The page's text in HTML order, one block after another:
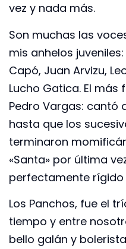
vez y nada más.
Son muchas las
mis anhelos
Capó, Juan Arvizu,
Lucho Gatica. El más
Pedro Vargas: cantó
hasta que los
terminaron
«Santa» por última
perfectamente rígido
Los Panchos, fue el
tiempo y entre
bello galán y